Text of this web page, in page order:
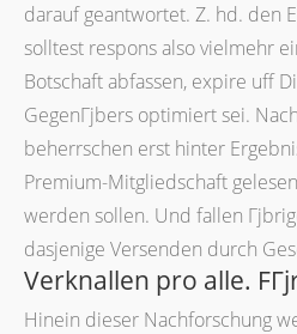
darauf geantwortet. Z. hd. den
solltest respons also vielmehr
Botschaft abfassen, expire uff
GegenГјbers optimiert sei.
beherrschen erst hinter
Premium-Mitgliedschaft
werden sollen. Und fallen
dasjenige Versenden durch
Verknallen pro alle.
Hinein dieser Nachforschung